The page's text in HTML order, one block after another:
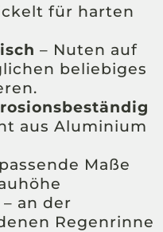
für harten
– Nuten auf
beliebiges
aus Aluminium
Maße
– an der
Regenrinne